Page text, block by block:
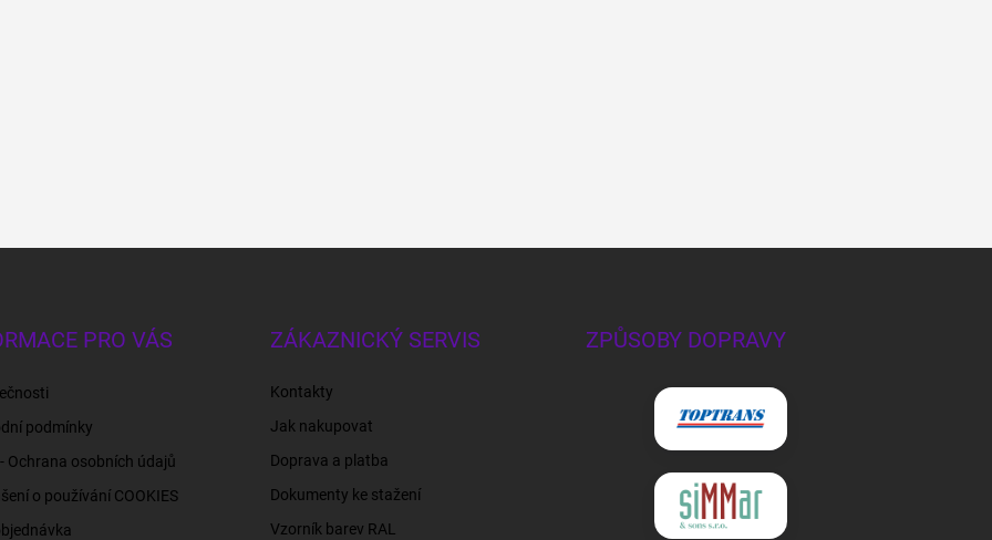
PRO VÁS
podmínky
- Ochrana osobních údajů
o používání COOKIES
ZÁKAZNICKÝ SERVIS
Kontakty
Jak nakupovat
Doprava a platba
Dokumenty ke stažení
Vzorník barev RAL
ZPŮSOBY DOPRAVY